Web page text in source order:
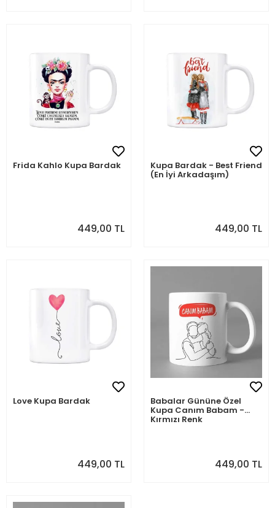
Frida Kahlo Kupa Bardak
449,00 TL
Kupa Bardak - Best Friend
(En İyi Arkadaşım)
449,00 TL
Love Kupa Bardak
449,00 TL
Babalar Gününe Özel
Kupa Canım Babam -
Kırmızı Renk
449,00 TL